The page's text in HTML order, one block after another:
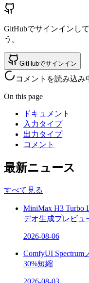
GitHubでサインインし
う。
GitHubでサインイン
コメントを読み込
On this page
ドキュメント
入力タイプ
出力タイプ
コメント
最新ニュース
すべて見る
MiniMax H3 Turbo
デオ生成プレビュ
2026-08-06
ComfyUI
30%短縮
2026-08-03